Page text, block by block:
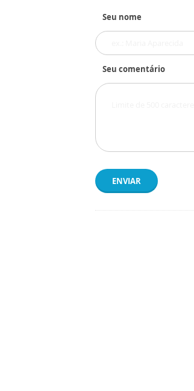
Seu nome
Seu comentário
ENVIAR